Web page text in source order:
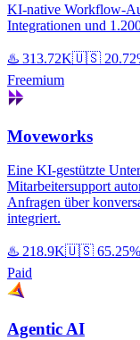
KI-native Workflow-
Integrationen und
♨️ 313.72K🇺🇸
Freemium
Moveworks
Eine KI-gestützte
Mitarbeitersupport
Anfragen über
integriert.
♨️ 218.9K🇺🇸 65.25%
Paid
Agentic AI